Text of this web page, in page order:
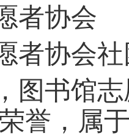
者协会
者协会
图书馆
誉，属